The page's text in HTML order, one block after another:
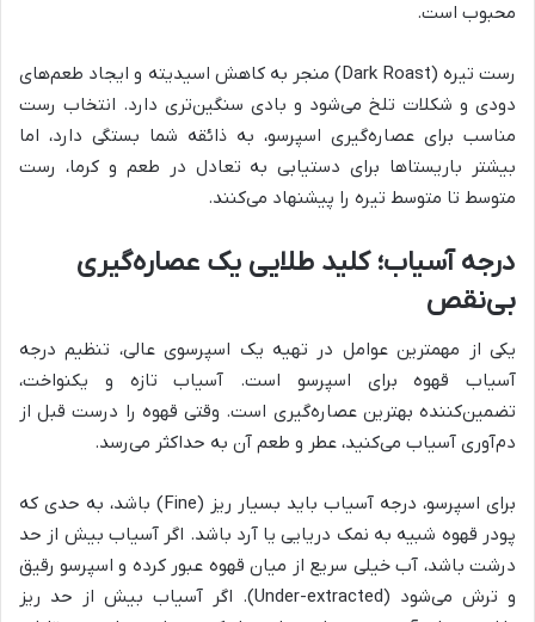
محبوب است.
رست تیره (Dark Roast) منجر به کاهش اسیدیته و ایجاد طعم‌های
دودی و شکلات تلخ می‌شود و بادی سنگین‌تری دارد. انتخاب رست
مناسب برای عصاره‌گیری اسپرسو، به ذائقه شما بستگی دارد، اما
بیشتر باریستاها برای دستیابی به تعادل در طعم و کرما، رست
متوسط تا متوسط تیره را پیشنهاد می‌کنند.
درجه آسیاب؛ کلید طلایی یک عصاره‌گیری
بی‌نقص
یکی از مهمترین عوامل در تهیه یک اسپرسوی عالی، تنظیم درجه
آسیاب قهوه برای اسپرسو است. آسیاب تازه و یکنواخت،
تضمین‌کننده بهترین عصاره‌گیری است. وقتی قهوه را درست قبل از
دم‌آوری آسیاب می‌کنید، عطر و طعم آن به حداکثر می‌رسد.
برای اسپرسو، درجه آسیاب باید بسیار ریز (Fine) باشد، به حدی که
پودر قهوه شبیه به نمک دریایی یا آرد باشد. اگر آسیاب بیش از حد
درشت باشد، آب خیلی سریع از میان قهوه عبور کرده و اسپرسو رقیق
و ترش می‌شود (Under-extracted). اگر آسیاب بیش از حد ریز